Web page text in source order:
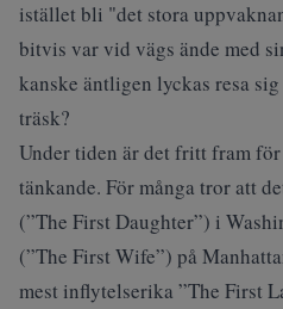
istället bli "det stora
bitvis var vid vägs ände med
kanske äntligen lyckas resa
träsk?
Under tiden är det fritt fram
tänkande. För många tror att
(”The First Daughter”) i
(”The First Wife”) på
mest inflytelserika ”The First